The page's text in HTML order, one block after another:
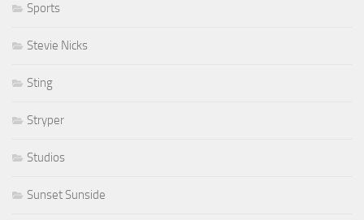
Sports
Stevie Nicks
Sting
Stryper
Studios
Sunset Sunside